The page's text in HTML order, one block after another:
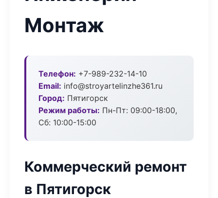
Монтаж
Телефон: +7-989-232-14-10
Email: info@stroyartelinzhe361.ru
Город: Пятигорск
Режим работы: Пн-Пт: 09:00-18:00,
Сб: 10:00-15:00
Коммерческий ремонт
в Пятигорск